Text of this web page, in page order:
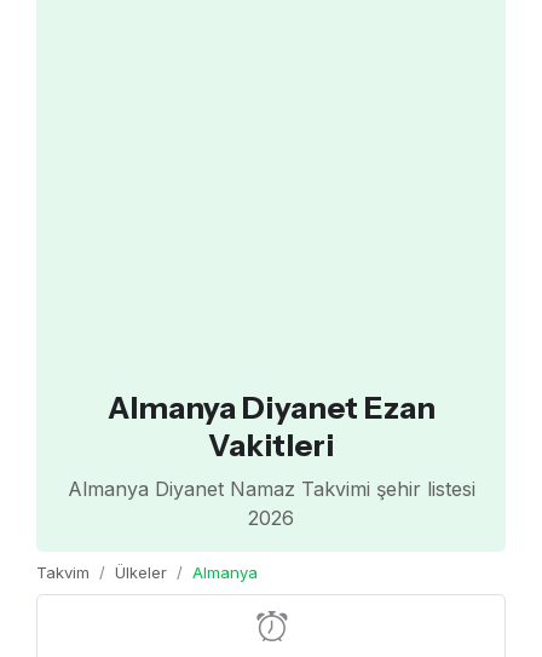
Almanya Diyanet Ezan
Vakitleri
Almanya Diyanet Namaz Takvimi şehir listesi
2026
Takvim Ülkeler Almanya